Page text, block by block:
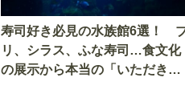
寿司好き必見の水族館6選！
リ、シラス、ふな寿司…食文化
の展示から本当の「いただきま